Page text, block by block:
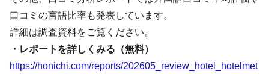
口コミの言語比率も発表しています。
詳細は調査資料をご覧ください。
・レポートを詳しくみる（無料）
https://honichi.com/reports/202605_review_hotel_hotelmet